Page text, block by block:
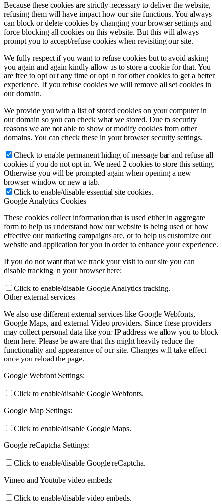
Because these cookies are strictly necessary to deliver the website,
refusing them will have impact how our site functions. You always
can block or delete cookies by changing your browser settings and
force blocking all cookies on this website. But this will always
prompt you to accept/refuse cookies when revisiting our site.
We fully respect if you want to refuse cookies but to avoid asking
you again and again kindly allow us to store a cookie for that. You
are free to opt out any time or opt in for other cookies to get a better
experience. If you refuse cookies we will remove all set cookies in
our domain.
We provide you with a list of stored cookies on your computer in
our domain so you can check what we stored. Due to security
reasons we are not able to show or modify cookies from other
domains. You can check these in your browser security settings.
Check to enable permanent hiding of message bar and refuse all
cookies if you do not opt in. We need 2 cookies to store this setting.
Otherwise you will be prompted again when opening a new
browser window or new a tab.
Click to enable/disable essential site cookies.
Google Analytics Cookies
These cookies collect information that is used either in aggregate
form to help us understand how our website is being used or how
effective our marketing campaigns are, or to help us customize our
website and application for you in order to enhance your experience.
If you do not want that we track your visit to our site you can
disable tracking in your browser here:
Click to enable/disable Google Analytics tracking.
Other external services
We also use different external services like Google Webfonts,
Google Maps, and external Video providers. Since these providers
may collect personal data like your IP address we allow you to block
them here. Please be aware that this might heavily reduce the
functionality and appearance of our site. Changes will take effect
once you reload the page.
Google Webfont Settings:
Click to enable/disable Google Webfonts.
Google Map Settings:
Click to enable/disable Google Maps.
Google reCaptcha Settings:
Click to enable/disable Google reCaptcha.
Vimeo and Youtube video embeds:
Click to enable/disable video embeds.